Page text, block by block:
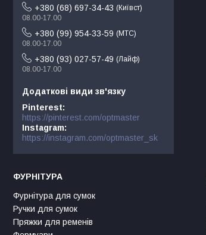
+380 (68) 697-34-43
Київст
08.00-17.00
+380 (99) 954-33-59
МТС
08.00-17.00
+380 (93) 027-57-49
Лайф
08.00-17.00
Pinterest
https://pinterest.com/optmaster
Instagram
https://instagram.com/optmaster_sk
ФУРНІТУРА
Фурнітура для сумок
Ручки для сумок
Пряжки для ременів